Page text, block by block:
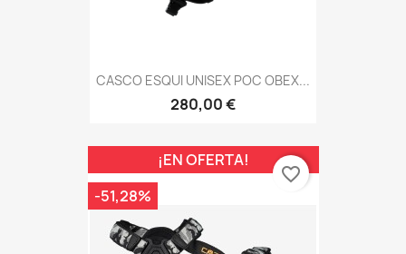
CASCO ESQUI UNISEX POC OBEX...
280,00 €
¡EN OFERTA!
-51,28%
favorite_border